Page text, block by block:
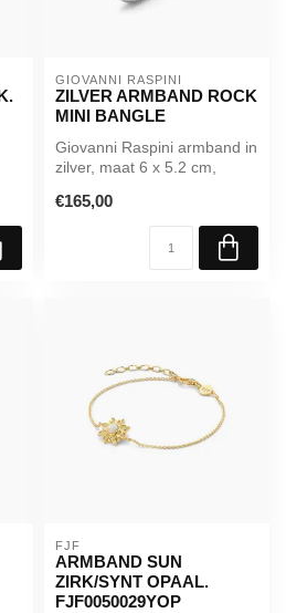
GIOVANNI RASPINI
ZILVER ARMBAND ROCK
MINI BANGLE
Giovanni Raspini armband in
zilver, maat 6 x 5.2 cm,
Referenc...
€165,00
FJF
ARMBAND SUN
ZIRK/SYNT OPAAL.
FJF0050029YOP